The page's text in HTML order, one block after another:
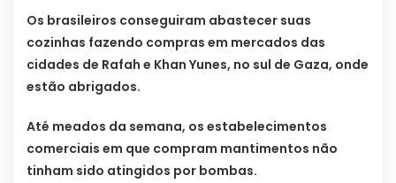
Os brasileiros conseguiram abastecer suas
cozinhas fazendo compras em mercados das
cidades de Rafah e Khan Yunes, no sul de Gaza, onde
estão abrigados.
Até meados da semana, os estabelecimentos
comerciais em que compram mantimentos não
tinham sido atingidos por bombas.